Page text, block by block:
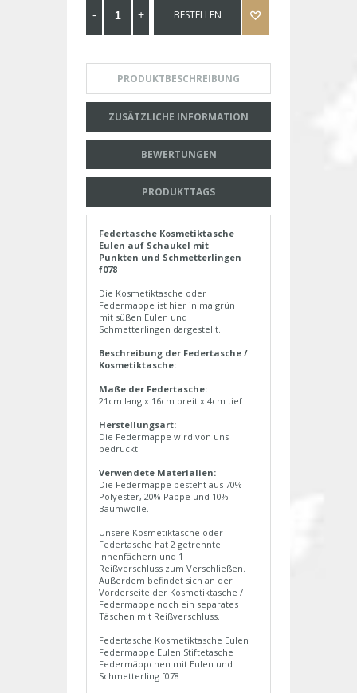
BESTELLEN
PRODUKTBESCHREIBUNG
ZUSÄTZLICHE INFORMATION
BEWERTUNGEN
PRODUKTTAGS
Federtasche Kosmetiktasche
Eulen auf Schaukel mit
Punkten und Schmetterlingen
f078
Die Kosmetiktasche oder
Federmappe ist hier in maigrün
mit süßen Eulen und
Schmetterlingen dargestellt.
Beschreibung der Federtasche /
Kosmetiktasche:
Maße der Federtasche:
21cm lang x 16cm breit x 4cm tief
Herstellungsart:
Die Federmappe wird von uns
bedruckt.
Verwendete Materialien:
Die Federmappe besteht aus 70%
Polyester, 20% Pappe und 10%
Baumwolle.
Unsere Kosmetiktasche oder
Federtasche hat 2 getrennte
Innenfächern und 1
Reißverschluss zum Verschließen.
Außerdem befindet sich an der
Vorderseite der Kosmetiktasche /
Federmappe noch ein separates
Täschen mit Reißverschluss.
Federtasche Kosmetiktasche Eulen
Federmappe Eulen Stiftetasche
Federmäppchen mit Eulen und
Schmetterling f078